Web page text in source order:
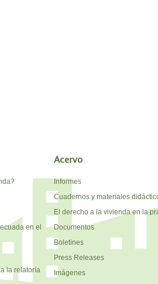
en el
la relatoría
Acervo
Informes
Cuadernos y materiales
El derecho a la vivienda en la
Documentos
Boletines
Press Releases
Imágenes